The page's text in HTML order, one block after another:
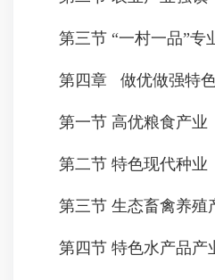
第三节 “一村一品”专
第四章 做优做强特色
第一节 高优粮食产业
第二节 特色现代种业
第三节 生态畜禽养殖
第四节 特色水产品产